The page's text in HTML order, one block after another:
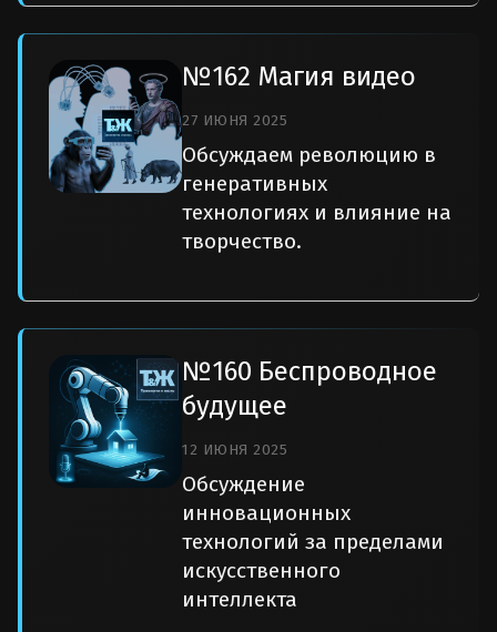
№162 Магия видео
27 ИЮНЯ 2025
Обсуждаем революцию в
генеративных
технологиях и влияние на
творчество.
№160 Беспроводное
будущее
12 ИЮНЯ 2025
Обсуждение
инновационных
технологий за пределами
искусственного
интеллекта